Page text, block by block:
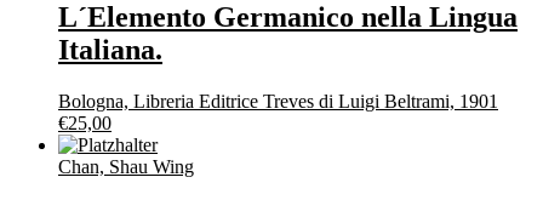
L´Elemento Germanico nella Lingua
Italiana.
Bologna, Libreria Editrice Treves di Luigi Beltrami, 1901
€25,00
Chan, Shau Wing